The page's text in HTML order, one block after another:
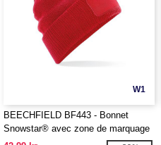
W1
BEECHFIELD BF443 - Bonnet
Snowstar® avec zone de marquage